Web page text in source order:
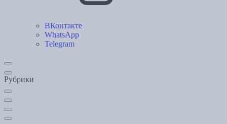
ВКонтакте
WhatsApp
Telegram
Рубрики